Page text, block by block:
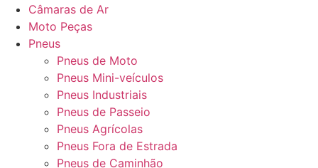
Câmaras de Ar
Moto Peças
Pneus
Pneus de Moto
Pneus Mini-veículos
Pneus Industriais
Pneus de Passeio
Pneus Agrícolas
Pneus Fora de Estrada
Pneus de Caminhão